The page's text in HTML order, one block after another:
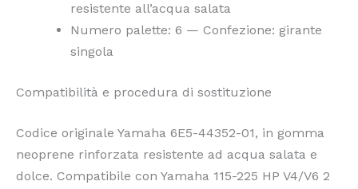
resistente all’acqua salata
Numero palette: 6 — Confezione: girante
singola
Compatibilità e procedura di sostituzione
Codice originale Yamaha 6E5-44352-01, in gomma
neoprene rinforzata resistente ad acqua salata e
dolce. Compatibile con Yamaha 115-225 HP V4/V6 2